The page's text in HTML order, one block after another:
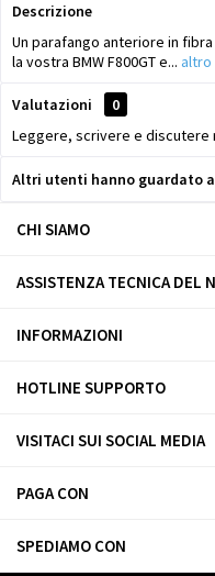
Descrizione
Un parafango anteriore in
la vostra BMW F800GT e... altro
Valutazioni
0
Leggere, scrivere e discutere
Altri utenti hanno guardato
CHI SIAMO
ASSISTENZA TECNICA DEL
INFORMAZIONI
HOTLINE SUPPORTO
VISITACI SUI SOCIAL MEDIA
PAGA CON
SPEDIAMO CON